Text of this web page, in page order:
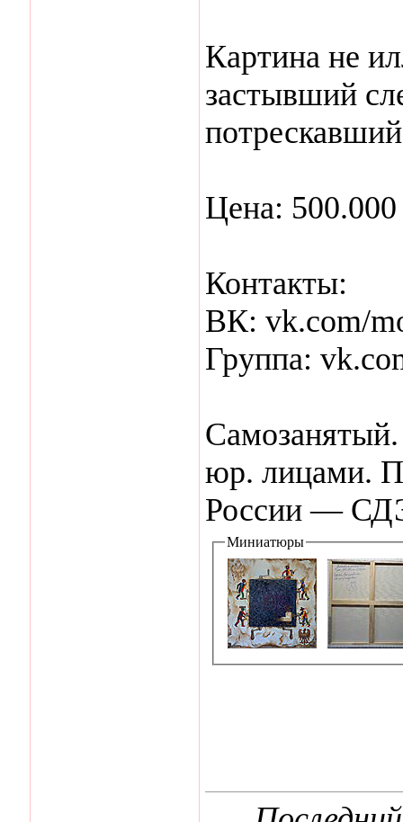
Картина не
застывший
Цена:
Контакты:
ВК: vk.com/
Группа:
юр. лицами.
России —
Миниатюры